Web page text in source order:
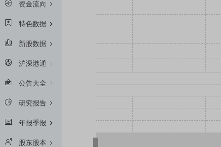
资金流向
特色数据
新股数据
沪深港通
公告大全
研究报告
年报季报
股东股本